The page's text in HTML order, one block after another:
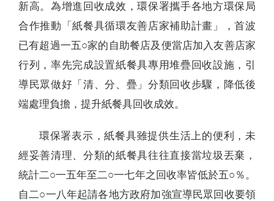
新高。為增進回收成效，環保署攜手各地方環保局
合作推動「紙餐具循環友善店家補助計畫」，首波
已有超過一五○家的自助餐店及便當店加入友善店家
行列，率先完成設置紙餐具專用堆疊回收設施，引
導民眾做好「清、分、疊」分類回收步驟，降低後
端處理負擔，提升紙餐具回收成效。
環保署表示，紙餐具雖提供生活上的便利，未
經妥善清理、分類的紙餐具往往直接當垃圾丟棄，
統計二○一五年至二○一七年之回收率皆低於五○％。
自二○一八年起請各地方政府加強宣導民眾回收要領